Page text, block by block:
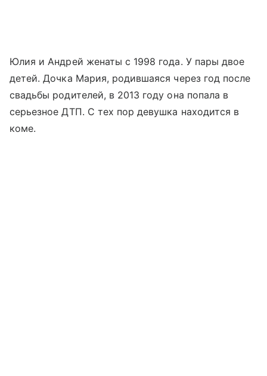
Юлия и Андрей женаты с 1998 года. У пары двое
детей. Дочка Мария, родившаяся через год после
свадьбы родителей, в 2013 году она попала в
серьезное ДТП. С тех пор девушка находится в
коме.